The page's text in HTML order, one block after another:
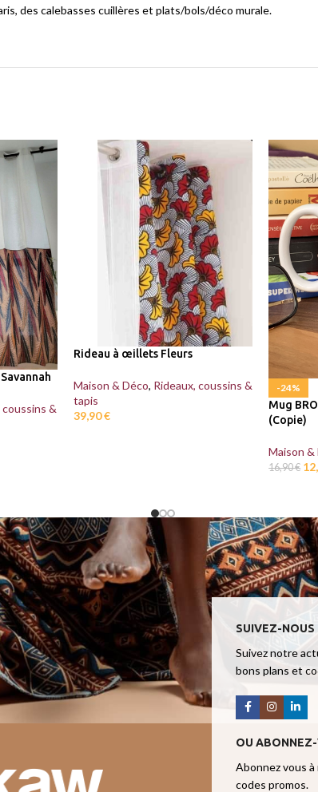
des calebasses cuillères et plats/bols/déco murale.
coussins &
Rideau à œillets Fleurs
Maison & Déco, Rideaux, coussins &
tapis
39,90€
-24%
Mug
(Copie)
Maison &
16,90€
SUIVEZ-NOUS
Suivez notre
bons plans et
OU
Abonnez vous
codes promos.